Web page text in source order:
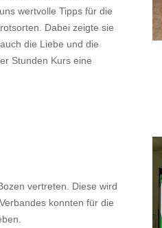
wertvolle Tipps für die
Dabei zeigte sie
die Liebe und die
Stunden Kurs eine
vertreten. Diese wird
konnten für die